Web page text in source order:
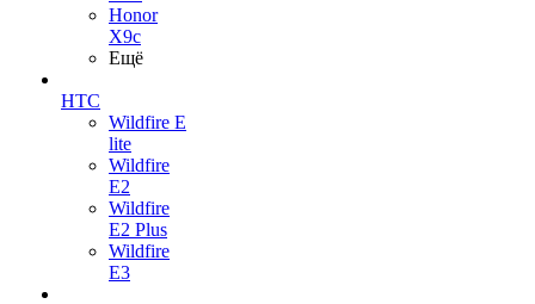
Honor
X9c
Ещё
HTC
Wildfire E
lite
Wildfire
E2
Wildfire
E2 Plus
Wildfire
E3